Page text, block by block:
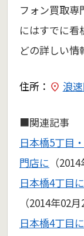
フォン買取専
にはすでに看
どの詳しい情
住所： 浪
■関連記事
日本橋5丁目
門店に （
日本橋4丁目
（2014年02月
日本橋4丁目